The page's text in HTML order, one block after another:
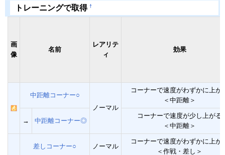
トレーニングで取得 †
画
像
名前
レアリテ
ィ
効果
中距離コーナー○
ノーマル
コーナーで速度がわずかに上が
＜中距離＞
→ 中距離コーナー◎
コーナーで速度が少し上がる
＜中距離＞
差しコーナー○ ノーマル
コーナーで速度がわずかに上が
＜作戦・差し＞